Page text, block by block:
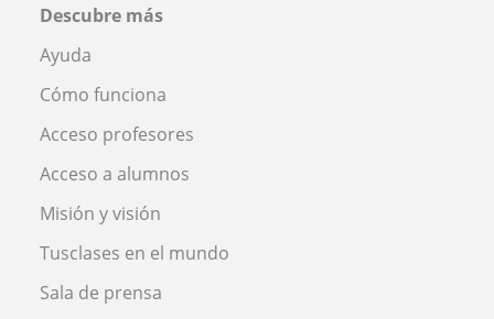
Descubre más
Ayuda
Cómo funciona
Acceso profesores
Acceso a alumnos
Misión y visión
Tusclases en el mundo
Sala de prensa